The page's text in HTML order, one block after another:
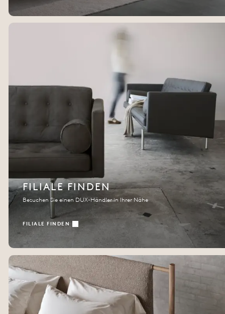
FILIALE FINDEN
Besuchen Sie einen DUX-Händler in Ihrer Nähe
FILIALE FINDEN